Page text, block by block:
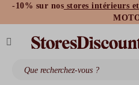
-10% sur nos stores intérieurs